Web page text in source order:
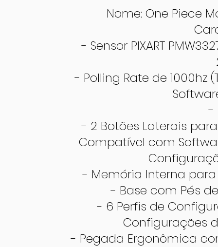
Nome: One Piece
- Sensor PIXART
- Polling Rate de 1000hz
-
- 2 Botões Laterais
- Compatível com
- Memória Interna
- Base com Pés
- 6 Perfis de
Configurações
- Pegada Ergonômica